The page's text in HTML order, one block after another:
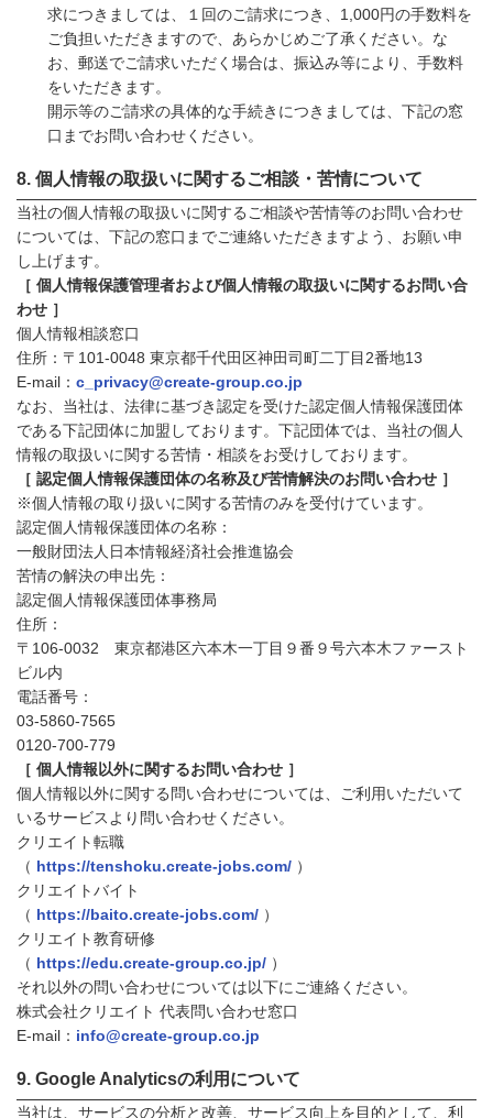
求につきましては、１回のご請求につき、1,000円の手数料を
ご負担いただきますので、あらかじめご了承ください。な
お、郵送でご請求いただく場合は、振込み等により、手数料
をいただきます。
開示等のご請求の具体的な手続きにつきましては、下記の窓
口までお問い合わせください。
個人情報の取扱いに関するご相談・苦情について
当社の個人情報の取扱いに関するご相談や苦情等のお問い合わせ
については、下記の窓口までご連絡いただきますよう、お願い申
し上げます。
［ 個人情報保護管理者および個人情報の取扱いに関するお問い合
わせ ］
個人情報相談窓口
住所：〒101-0048 東京都千代田区神田司町二丁目2番地13
E-mail： c_privacy@create-group.co.jp
なお、当社は、法律に基づき認定を受けた認定個人情報保護団体
である下記団体に加盟しております。下記団体では、当社の個人
情報の取扱いに関する苦情・相談をお受けしております。
［ 認定個人情報保護団体の名称及び苦情解決のお問い合わせ ］
※個人情報の取り扱いに関する苦情のみを受付けています。
認定個人情報保護団体の名称：
一般財団法人日本情報経済社会推進協会
苦情の解決の申出先：
認定個人情報保護団体事務局
住所：
〒106-0032 東京都港区六本木一丁目９番９号六本木ファースト
ビル内
電話番号：
03-5860-7565
0120-700-779
［ 個人情報以外に関するお問い合わせ ］
個人情報以外に関する問い合わせについては、ご利用いただいて
いるサービスより問い合わせください。
クリエイト転職
（ https://tenshoku.create-jobs.com/ ）
クリエイトバイト
（ https://baito.create-jobs.com/ ）
クリエイト教育研修
（ https://edu.create-group.co.jp/ ）
それ以外の問い合わせについては以下にご連絡ください。
株式会社クリエイト 代表問い合わせ窓口
E-mail： info@create-group.co.jp
Google Analyticsの利用について
当社は、サービスの分析と改善、サービス向上を目的として、利